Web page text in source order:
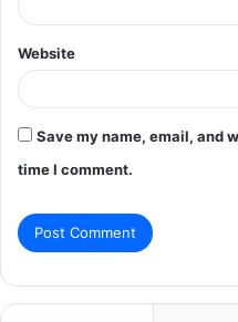
Website
Save my name, email, and
time I comment.